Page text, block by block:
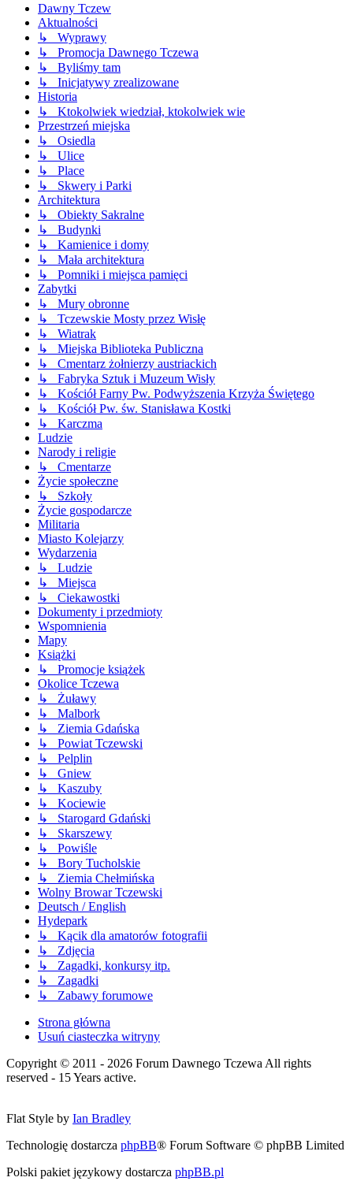
Dawny Tczew
Aktualności
↳ Wyprawy
↳ Promocja Dawnego Tczewa
↳ Byliśmy tam
↳ Inicjatywy zrealizowane
Historia
↳ Ktokolwiek wiedział, ktokolwiek wie
Przestrzeń miejska
↳ Osiedla
↳ Ulice
↳ Place
↳ Skwery i Parki
Architektura
↳ Obiekty Sakralne
↳ Budynki
↳ Kamienice i domy
↳ Mała architektura
↳ Pomniki i miejsca pamięci
Zabytki
↳ Mury obronne
↳ Tczewskie Mosty przez Wisłę
↳ Wiatrak
↳ Miejska Biblioteka Publiczna
↳ Cmentarz żołnierzy austriackich
↳ Fabryka Sztuk i Muzeum Wisły
↳ Kościół Farny Pw. Podwyższenia Krzyża Świętego
↳ Kościół Pw. św. Stanisława Kostki
↳ Karczma
Ludzie
Narody i religie
↳ Cmentarze
Życie społeczne
↳ Szkoły
Życie gospodarcze
Militaria
Miasto Kolejarzy
Wydarzenia
↳ Ludzie
↳ Miejsca
↳ Ciekawostki
Dokumenty i przedmioty
Wspomnienia
Mapy
Książki
↳ Promocje książek
Okolice Tczewa
↳ Żuławy
↳ Malbork
↳ Ziemia Gdańska
↳ Powiat Tczewski
↳ Pelplin
↳ Gniew
↳ Kaszuby
↳ Kociewie
↳ Starogard Gdański
↳ Skarszewy
↳ Powiśle
↳ Bory Tucholskie
↳ Ziemia Chełmińska
Wolny Browar Tczewski
Deutsch / English
Hydepark
↳ Kącik dla amatorów fotografii
↳ Zdjęcia
↳ Zagadki, konkursy itp.
↳ Zagadki
↳ Zabawy forumowe
Strona główna
Usuń ciasteczka witryny
Copyright © 2011 - 2026 Forum Dawnego Tczewa All rights
reserved - 15 Years active.
Flat Style by Ian Bradley
Technologię dostarcza phpBB® Forum Software © phpBB Limited
Polski pakiet językowy dostarcza phpBB.pl